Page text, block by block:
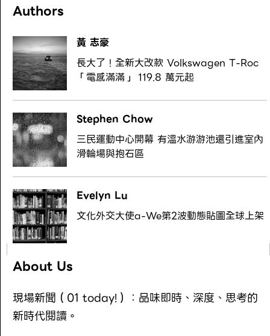
Authors
黃 志豪
長大了！全新大改款 Volkswagen T-Roc
「電感滿滿」 119.8 萬元起
Stephen Chow
三民運動中心開幕 有溫水游游池還引進室內
滑輪場與抱石區
Evelyn Lu
文化外交大使a-We第2波動態貼圖全球上架
About Us
現場新聞（01 today!）：品味即時、深度、思考的
新時代閱讀。